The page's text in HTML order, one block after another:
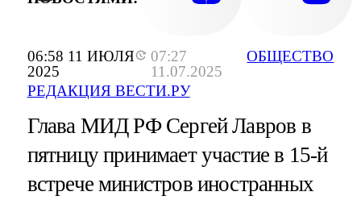
06:58 11 ИЮЛЯ
2025
07:27
11.07.2025
РЕДАКЦИЯ ВЕСТИ.РУ
ОБЩЕСТВО
Глава МИД РФ Сергей Лавров в
пятницу принимает участие в 15-й
встрече министров иностранных